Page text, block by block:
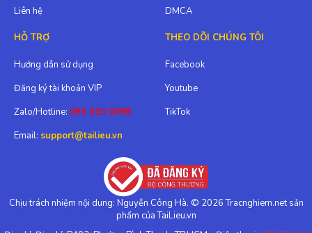
Liên hệ
DMCA
HỖ TRỢ
Hướng dẫn sử dụng
Đăng ký tài khoản VIP
Zalo/Hotline: 093 303 0098
Email: support@tailieu.vn
THEO DÕI CHÚNG TÔI
Facebook
Youtube
TikTok
Chịu trách nhiệm nội dung: Nguyễn Công Hà. © 2026 Tracnghiem.net sản
phẩm của TaiLieu.vn